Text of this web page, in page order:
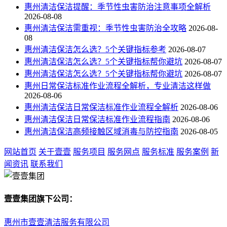
惠州清洁保洁提醒：季节性虫害防治注意事项全解析
2026-08-08
惠州清洁保洁需重视：季节性虫害防治全攻略 2026-08-
08
惠州清洁保洁怎么选？5个关键指标参考 2026-08-07
惠州清洁保洁怎么选？5个关键指标帮你避坑 2026-08-07
惠州清洁保洁怎么选？5个关键指标帮你避坑 2026-08-07
惠州日常保洁标准作业流程全解析，专业清洁这样做
2026-08-06
惠州清洁保洁日常保洁标准作业流程全解析 2026-08-06
惠州清洁保洁日常保洁标准作业流程指南 2026-08-06
惠州清洁保洁高频接触区域消毒与防控指南 2026-08-05
网站首页 关于壹壹 服务项目 服务网点 服务标准 服务案例 新
闻资讯 联系我们
壹壹集团旗下公司：
惠州市壹壹清洁服务有限公司